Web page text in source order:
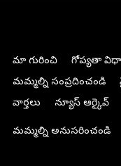
మా గురించి గోప్యతా
మమ్మల్ని సంప్రదించండి
వార్తలు
న్యూస్ ఆర్కైవ్
మమ్మల్ని అనుసరించండి